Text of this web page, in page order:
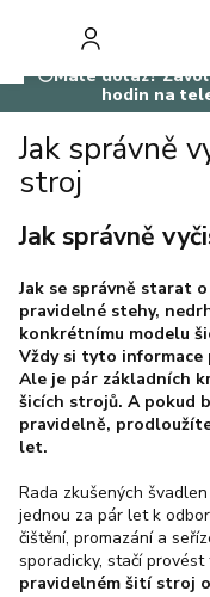
⚪Máte dotaz?
hodin na
Jak správně
stroj
Jak správně
Jak se správně starat
pravidelné stehy,
konkrétnímu modelu
Vždy si tyto
Ale je pár základních
šicích strojů. A pokud
pravidelně,
let.
Rada zkušených
jednou za pár let k
čištění, promazání a
sporadicky, stačí provést
pravidelném šití stroj